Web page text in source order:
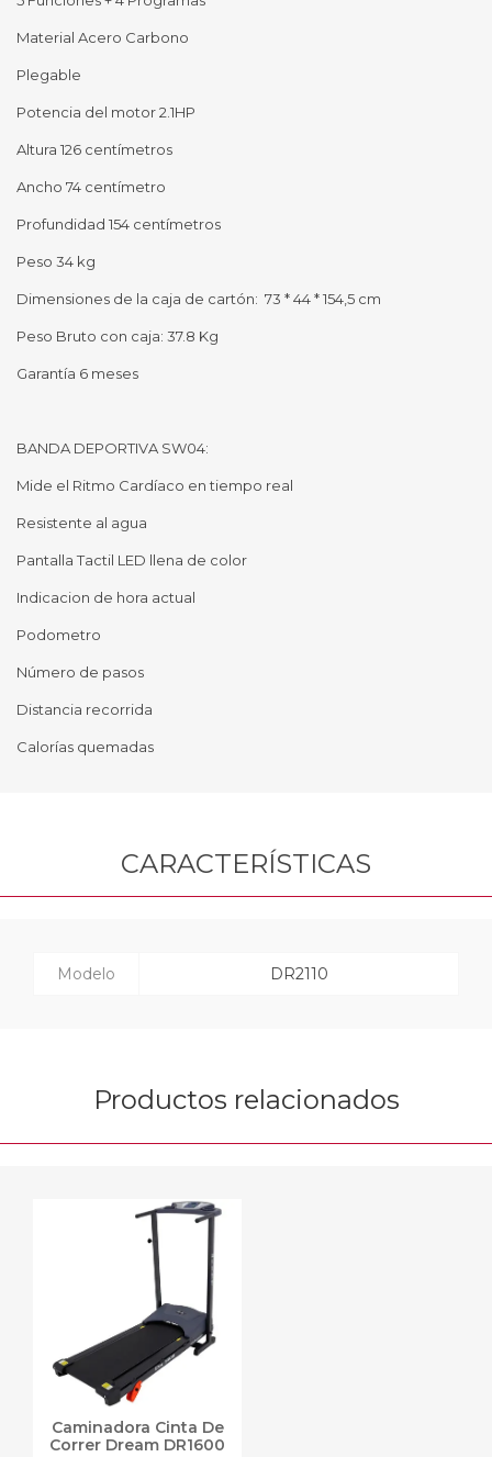
Material Acero Carbono
Plegable
Potencia del motor 2.1HP
Altura 126 centímetros
Ancho 74 centímetro
Profundidad 154 centímetros
Peso 34 kg
Dimensiones de la caja de cartón: 73 * 44 * 154,5 cm
Peso Bruto con caja: 37.8 Kg
Garantía 6 meses
BANDA DEPORTIVA SW04:
Mide el Ritmo Cardíaco en tiempo real
Resistente al agua
Pantalla Tactil LED llena de color
Indicacion de hora actual
Podometro
Número de pasos
Distancia recorrida
Calorías quemadas
CARACTERÍSTICAS
Modelo DR2110
Productos relacionados
Caminadora Cinta De
Correr Dream DR1600